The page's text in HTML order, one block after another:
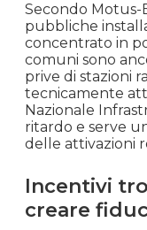
Secondo Motus-
pubbliche
concentrato in
comuni sono
prive di stazioni
tecnicamente
Nazionale
ritardo e serve
delle attivazioni
Incentivi
creare